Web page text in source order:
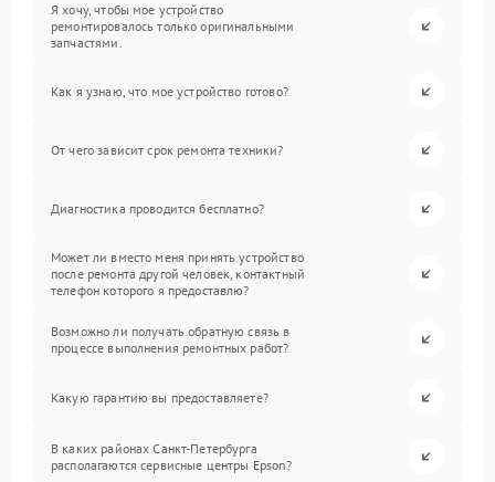
Я хочу, чтобы мое устройство
ремонтировалось только оригинальными
запчастями.
Как я узнаю, что мое устройство готово?
От чего зависит срок ремонта техники?
Диагностика проводится бесплатно?
Может ли вместо меня принять устройство
после ремонта другой человек, контактный
телефон которого я предоставлю?
Возможно ли получать обратную связь в
процессе выполнения ремонтных работ?
Какую гарантию вы предоставляете?
В каких районах Санкт-Петербурга
располагаются сервисные центры Epson?